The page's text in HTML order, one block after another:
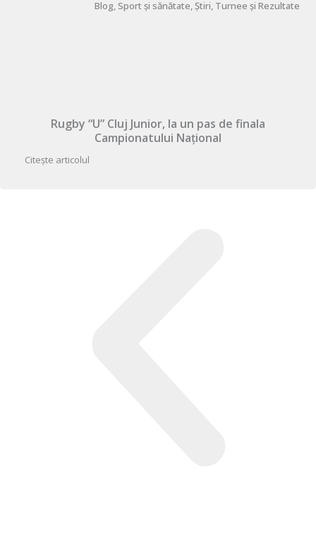
Blog, Sport și sănătate,Știri, Turnee și Rezultate
Rugby “U” Cluj Junior, la un pas de finala
Campionatului Național
Citește articolul